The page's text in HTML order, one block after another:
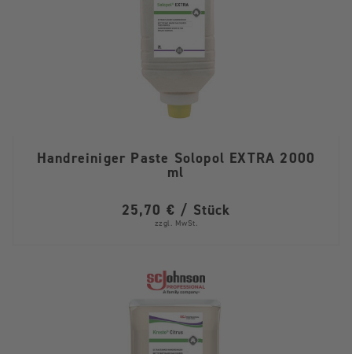
Handreiniger Paste Solopol EXTRA 2000
ml
25,70 € / Stück
zzgl. MwSt.